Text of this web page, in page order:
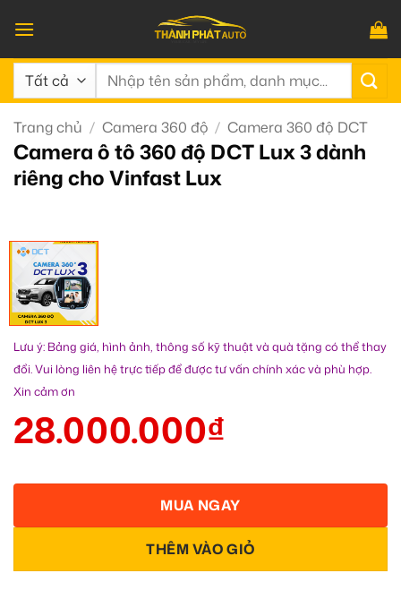
qua
nội
dung
Tìm
Trang chủ / Camera 360 độ / Camera 360 độ DCT
Camera ô tô 360 độ DCT Lux 3 dành
riêng cho Vinfast Lux
Lưu ý: Bảng giá, hình ảnh, thông số kỹ thuật và quà tặng có thể thay
đổi. Vui lòng liên hệ trực tiếp để được tư vấn chính xác và phù hợp.
Xin cảm ơn
28.000.000₫
THÊM VÀO GIỎ
MUA NGAY